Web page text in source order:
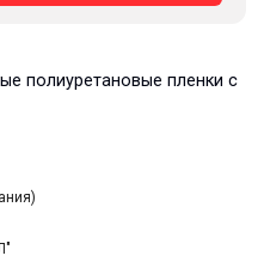
полиуретановые пленки с